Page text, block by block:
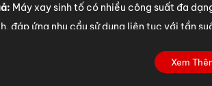
Máy xay sinh tố có nhiều công suất đa
đáp ứng nhu cầu sử dụng liên tục với tần
xay sinh tố chất lượng luôn được làm bằng
Xem